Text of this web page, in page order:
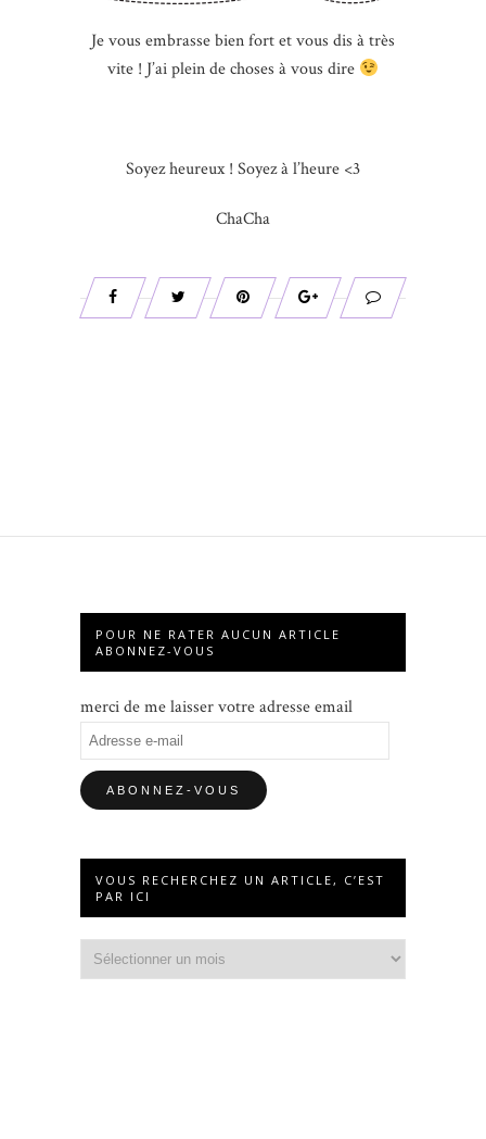
Je vous embrasse bien fort et vous dis à très
vite ! J’ai plein de choses à vous dire
Soyez heureux ! Soyez à l’heure <3
ChaCha
POUR NE RATER AUCUN ARTICLE
ABONNEZ-VOUS
merci de me laisser votre adresse email
Adresse
e-
mail
VOUS RECHERCHEZ UN ARTICLE, C’EST
PAR ICI
Vous